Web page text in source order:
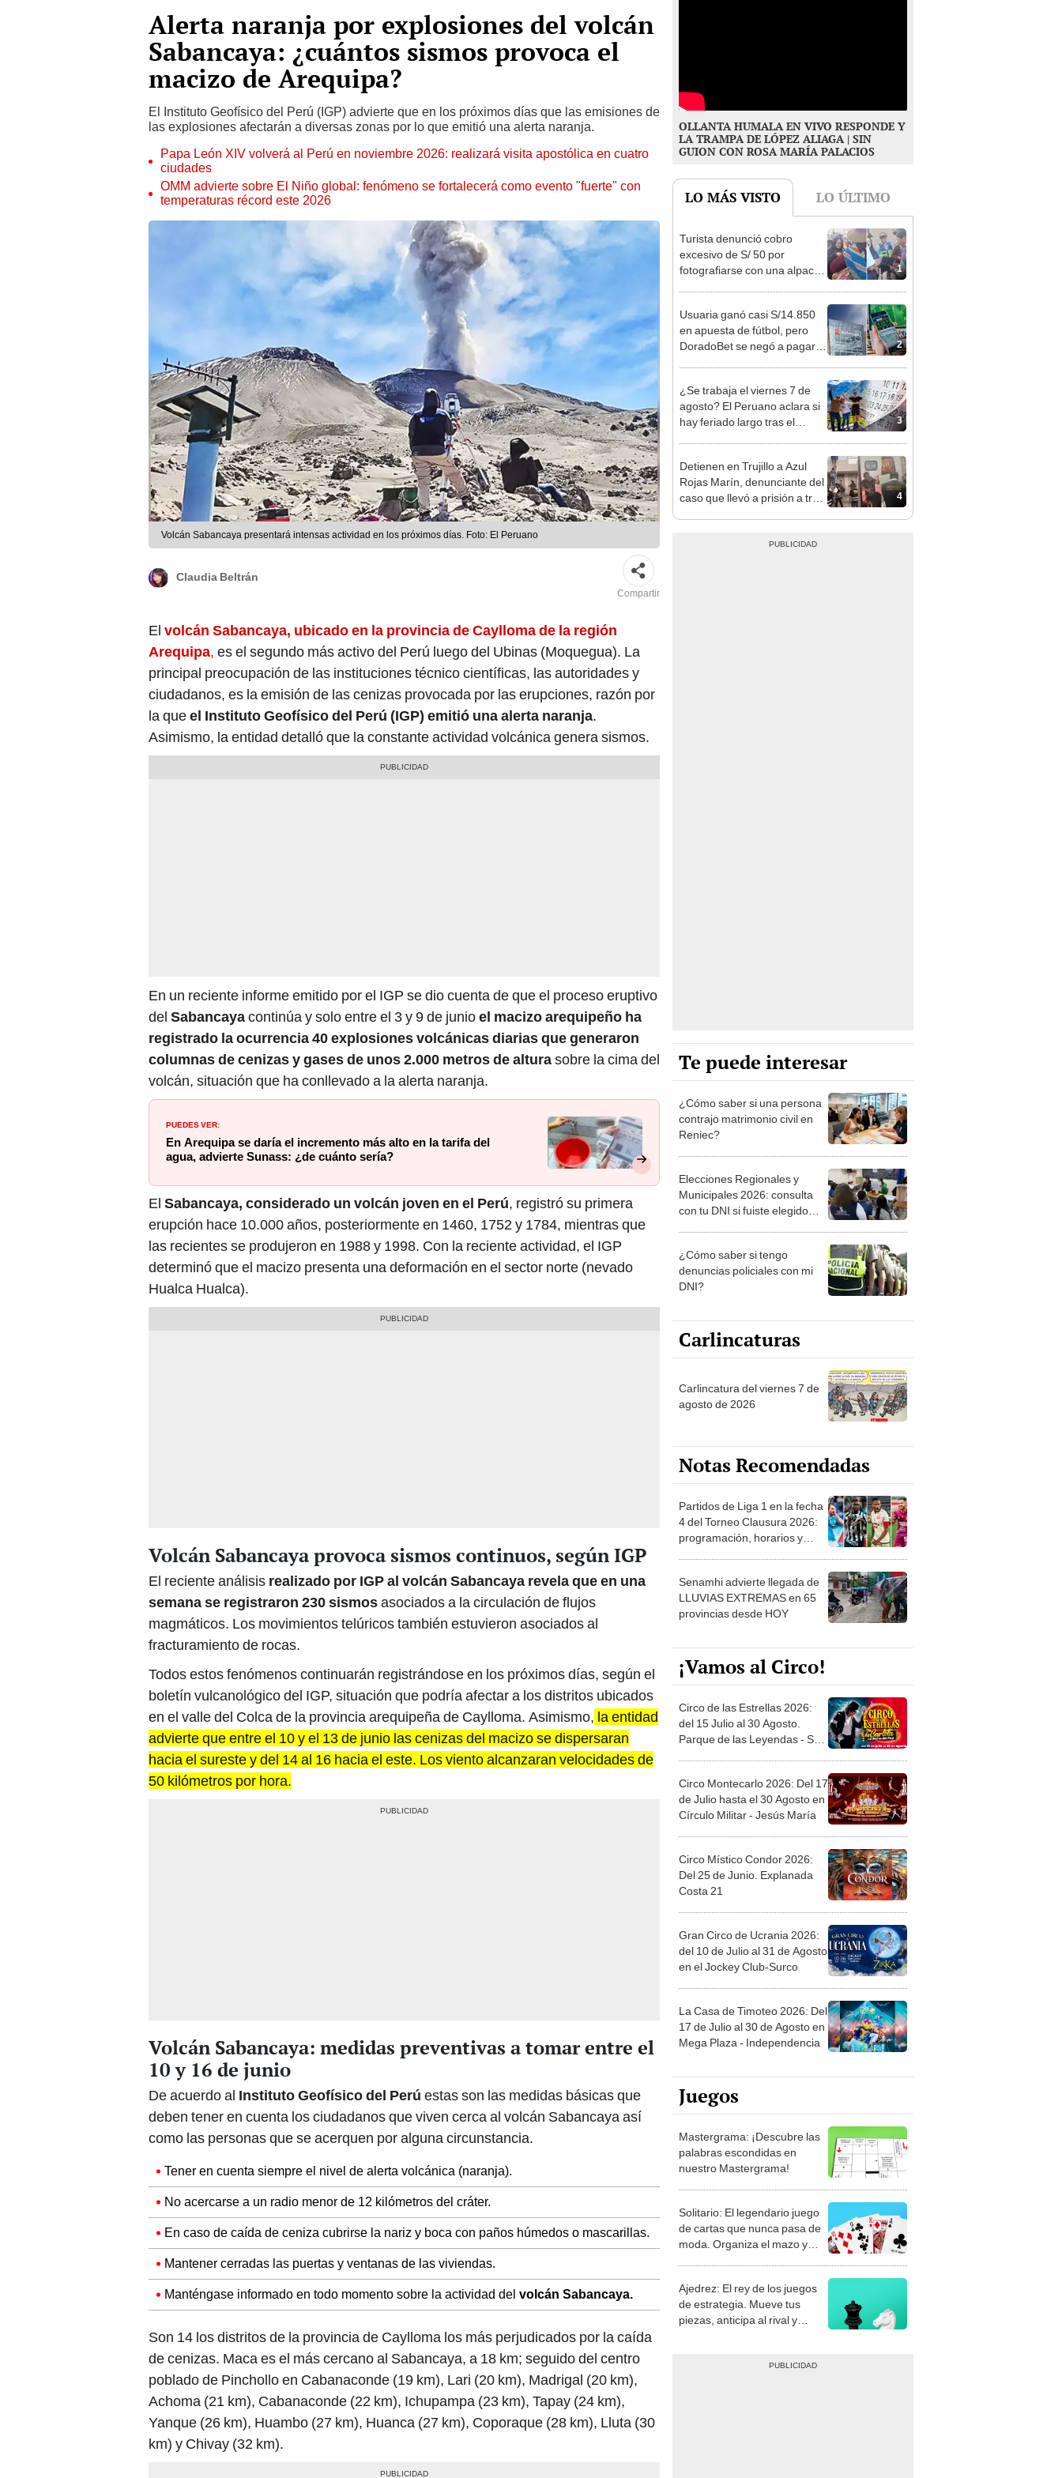
Alerta naranja por explosiones del volcán
Sabancaya: ¿cuántos sismos provoca el
macizo de Arequipa?
El Instituto Geofísico del Perú (IGP) advierte que en los próximos días que las emisiones de
las explosiones afectarán a diversas zonas por lo que emitió una alerta naranja.
Papa León XIV volverá al Perú en noviembre 2026: realizará visita apostólica en cuatro
ciudades
OMM advierte sobre El Niño global: fenómeno se fortalecerá como evento "fuerte" con
temperaturas récord este 2026
Volcán Sabancaya presentará intensas actividad en los próximos días. Foto: El Peruano
Claudia Beltrán
Compartir
El volcán Sabancaya, ubicado en la provincia de Caylloma de la región
Arequipa, es el segundo más activo del Perú luego del Ubinas (Moquegua). La
principal preocupación de las instituciones técnico científicas, las autoridades y
ciudadanos, es la emisión de las cenizas provocada por las erupciones, razón por
la queel Instituto Geofísico del Perú (IGP) emitió una alerta naranja.
Asimismo, la entidad detalló que la constante actividad volcánica genera sismos.
En un reciente informe emitido por el IGP se dio cuenta de que el proceso eruptivo
del Sabancayacontinúa y solo entre el 3 y 9 de junioel macizo arequipeño ha
registrado la ocurrencia 40 explosiones volcánicas diarias que generaron
columnas de cenizas y gases de unos 2.000 metros de alturasobre la cima del
volcán, situación que ha conllevado a la alerta naranja.
PUEDES VER:
En Arequipa se daría el incremento más alto en la tarifa del
agua, advierte Sunass: ¿de cuánto sería?
El Sabancaya, considerado un volcán joven en el Perú, registró su primera
erupción hace 10.000 años, posteriormente en 1460, 1752 y 1784, mientras que
las recientes se produjeron en 1988 y 1998. Con la reciente actividad, el IGP
determinó que el macizo presenta una deformación en el sector norte (nevado
Hualca Hualca).
Volcán Sabancaya provoca sismos continuos, según IGP
El reciente análisis realizado por IGP al volcán Sabancaya revela que en una
semana se registraron 230 sismosasociados a la circulación de flujos
magmáticos. Los movimientos telúricos también estuvieron asociados al
fracturamiento de rocas.
Todos estos fenómenos continuarán registrándose en los próximos días, según el
boletín vulcanológico del IGP, situación que podría afectar a los distritos ubicados
en el valle del Colca de la provincia arequipeña de Caylloma. Asimismo, la entidad
advierte que entre el 10 y el 13 de junio las cenizas del macizo se dispersaran
hacia el sureste y del 14 al 16 hacia el este. Los viento alcanzaran velocidades de
50 kilómetros por hora.
Volcán Sabancaya: medidas preventivas a tomar entre el
10 y 16 de junio
De acuerdo al Instituto Geofísico del Perú estas son las medidas básicas que
deben tener en cuenta los ciudadanos que viven cerca al volcán Sabancaya así
como las personas que se acerquen por alguna circunstancia.
Tener en cuenta siempre el nivel de alerta volcánica (naranja).
No acercarse a un radio menor de 12 kilómetros del cráter.
En caso de caída de ceniza cubrirse la nariz y boca con paños húmedos o mascarillas.
Mantener cerradas las puertas y ventanas de las viviendas.
Manténgase informado en todo momento sobre la actividad del volcán Sabancaya.
Son 14 los distritos de la provincia de Caylloma los más perjudicados por la caída
de cenizas. Maca es el más cercano al Sabancaya, a 18 km; seguido del centro
poblado de Pinchollo en Cabanaconde (19 km), Lari (20 km), Madrigal (20 km),
Achoma (21 km), Cabanaconde (22 km), Ichupampa (23 km), Tapay (24 km),
Yanque (26 km), Huambo (27 km), Huanca (27 km), Coporaque (28 km), Lluta (30
km) y Chivay (32 km).
OLLANTA HUMALA EN VIVO RESPONDE Y
LA TRAMPA DE LÓPEZ ALIAGA | SIN
GUION CON ROSA MARÍA PALACIOS
LO MÁS VISTO LO ÚLTIMO
1
Turista denunció cobro
excesivo de S/ 50 por
fotografiarse con una alpaca
2
Usuaria ganó casi S/14.850
en apuesta de fútbol, pero
DoradoBet se negó a pagar:
3
¿Se trabaja el viernes 7 de
agosto? El Peruano aclara si
hay feriado largo tras el
4
Detienen en Trujillo a Azul
Rojas Marín, denunciante del
caso que llevó a prisión a tres
Te puede interesar
¿Cómo saber si una persona
contrajo matrimonio civil en
Reniec?
Elecciones Regionales y
Municipales 2026: consulta
con tu DNI si fuiste elegido
la ONPE
¿Cómo saber si tengo
denuncias policiales con mi
DNI?
Carlincaturas
Carlincatura del viernes 7 de
agosto de 2026
Notas Recomendadas
Partidos de Liga 1 en la fecha
4 del Torneo Clausura 2026:
programación, horarios y
Senamhi advierte llegada de
LLUVIAS EXTREMAS en 65
provincias desde HOY
¡Vamos al Circo!
Circo de las Estrellas 2026:
del 15 Julio al 30 Agosto.
Parque de las Leyendas - San
Circo Montecarlo 2026: Del 17
de Julio hasta el 30 Agosto en
Círculo Militar - Jesús María
Circo Místico Condor 2026:
Del 25 de Junio. Explanada
Costa 21
Gran Circo de Ucrania 2026:
del 10 de Julio al 31 de Agosto
en el Jockey Club-Surco
La Casa de Timoteo 2026: Del
17 de Julio al 30 de Agosto en
Mega Plaza - Independencia
Juegos
Mastergrama: ¡Descubre las
palabras escondidas en
nuestro Mastergrama!
Solitario: El legendario juego
de cartas que nunca pasa de
moda. Organiza el mazo y
Ajedrez: El rey de los juegos
de estrategia. Mueve tus
piezas, anticipa al rival y